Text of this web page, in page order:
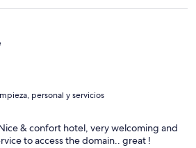
personal y servicios
& confort hotel, very welcoming and
to access the domain.. great !